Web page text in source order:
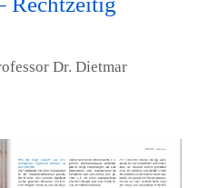
Dr. Dietmar